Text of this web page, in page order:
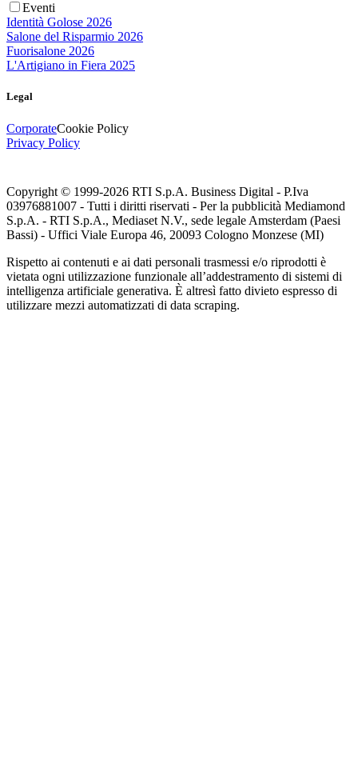
Eventi
Identità Golose 2026
Salone del Risparmio 2026
Fuorisalone 2026
L'Artigiano in Fiera 2025
Legal
CorporateCookie Policy
Privacy Policy
Copyright © 1999-2026 RTI S.p.A. Business Digital - P.Iva
03976881007 - Tutti i diritti riservati - Per la pubblicità Mediamond
S.p.A. - RTI S.p.A., Mediaset N.V., sede legale Amsterdam (Paesi
Bassi) - Uffici Viale Europa 46, 20093 Cologno Monzese (MI)
Rispetto ai contenuti e ai dati personali trasmessi e/o riprodotti è
vietata ogni utilizzazione funzionale all’addestramento di sistemi di
intelligenza artificiale generativa. È altresì fatto divieto espresso di
utilizzare mezzi automatizzati di data scraping.